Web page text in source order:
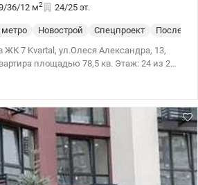
36/12 м2 24/25 эт.
Новострой Спецпроект
После
ЖК 7 Kvartal, ул.Олеся Александра, 13,
площадью 78,5 кв. Этаж: 24 из 25.
— быстрый доступ к центру (15–20
новая станция метро. 044 200 10 80